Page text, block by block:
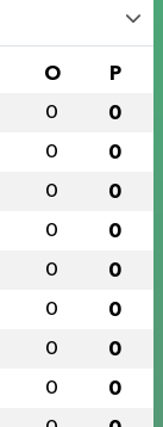
O P
0 0
0 0
0 0
0 0
0 0
0 0
0 0
0 0